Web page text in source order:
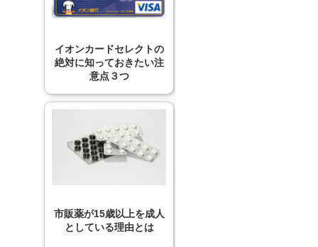
イオンカードセレクトの
絶対に知っておきたい注
意点３つ
市販薬が15歳以上を成人
としている理由とは